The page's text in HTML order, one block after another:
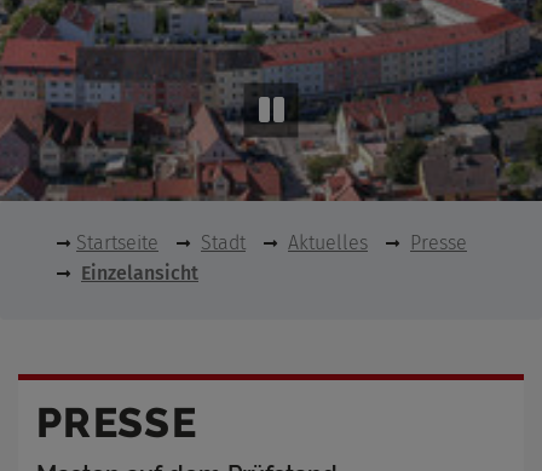
Startseite Stadt Aktuelles
Presse
Einzelansicht
PRESSE